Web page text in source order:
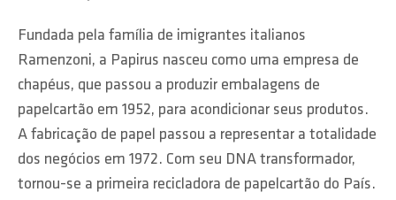
Fundada pela família de imigrantes italianos
Ramenzoni, a Papirus nasceu como uma empresa de
chapéus, que passou a produzir embalagens de
papelcartão em 1952, para acondicionar seus produtos.
A fabricação de papel passou a representar a totalidade
dos negócios em 1972. Com seu DNA transformador,
tornou-se a primeira recicladora de papelcartão do País.